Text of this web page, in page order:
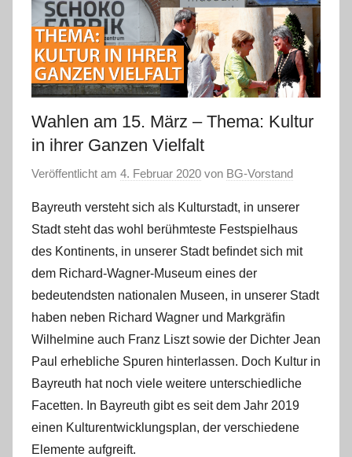
Wahlen am 15. März – Thema: Kultur
in ihrer Ganzen Vielfalt
Veröffentlicht am 4. Februar 2020 von BG-Vorstand
Bayreuth versteht sich als Kulturstadt, in unserer
Stadt steht das wohl berühmteste Festspielhaus
des Kontinents, in unserer Stadt beﬁndet sich mit
dem Richard-Wagner-Museum eines der
bedeutendsten nationalen Museen, in unserer Stadt
haben neben Richard Wagner und Markgräﬁn
Wilhelmine auch Franz Liszt sowie der Dichter Jean
Paul erhebliche Spuren hinterlassen. Doch Kultur in
Bayreuth hat noch viele weitere unterschiedliche
Facetten. In Bayreuth gibt es seit dem Jahr 2019
einen Kulturentwicklungsplan, der verschiedene
Elemente aufgreift.